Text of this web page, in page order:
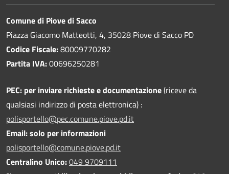
Comune di Piove di Sacco
Piazza Giacomo Matteotti, 4, 35028 Piove di Sacco PD
Codice Fiscale:80009770282
Partita IVA:00696250281
PEC: per inviare richieste e documentazione(riceve da
qualsiasi indirizzo di posta elettronica) :
polisportello@pec.comune.piove.pd.it
Email: solo per informazioni
polisportello@comune.piove.pd.it
Centralino Unico:049 9709111